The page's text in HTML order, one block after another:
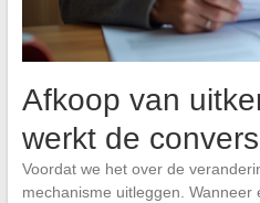
Afkoop van
werkt de
Voordat we het over de
mechanisme uitleggen. Wanneer